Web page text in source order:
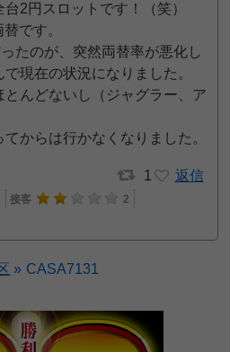
2円スロットです！（笑）
です。
たのが、突然両替率が悪化し
現在の状況になりました。
とんどないし（ジャグラー、ア
からは行かなくなりました。
1 返信
接客
2
» CASA7131